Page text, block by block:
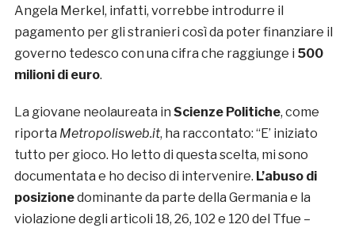
Angela Merkel, infatti, vorrebbe introdurre il
pagamento per gli stranieri così da poter finanziare il
governo tedesco con una cifra che raggiunge i 500
milioni di euro.
La giovane neolaureata in Scienze Politiche, come
riporta Metropolisweb.it, ha raccontato: “E’ iniziato
tutto per gioco. Ho letto di questa scelta, mi sono
documentata e ho deciso di intervenire. L’abuso di
posizionedominante da parte della Germania e la
violazione degli articoli 18, 26, 102 e 120 del Tfue –